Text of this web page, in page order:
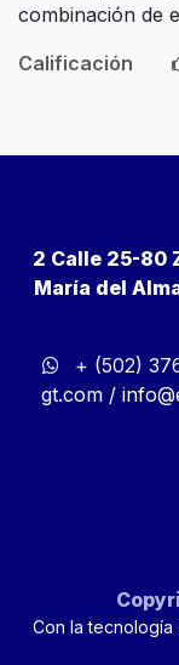
combinación de
Calificación
2 Calle 25-80
María del
+ (502)
gt.com /
Con la tecnología